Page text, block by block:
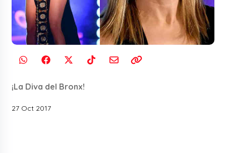
¡La Diva del Bronx!
27 Oct 2017